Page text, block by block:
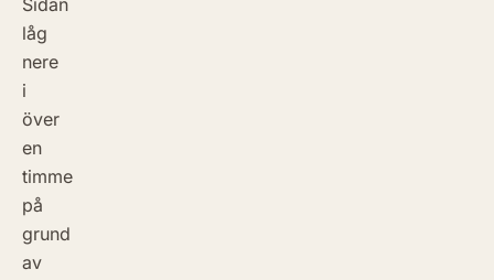
Sidan
låg
nere
i
över
en
timme
på
grund
av